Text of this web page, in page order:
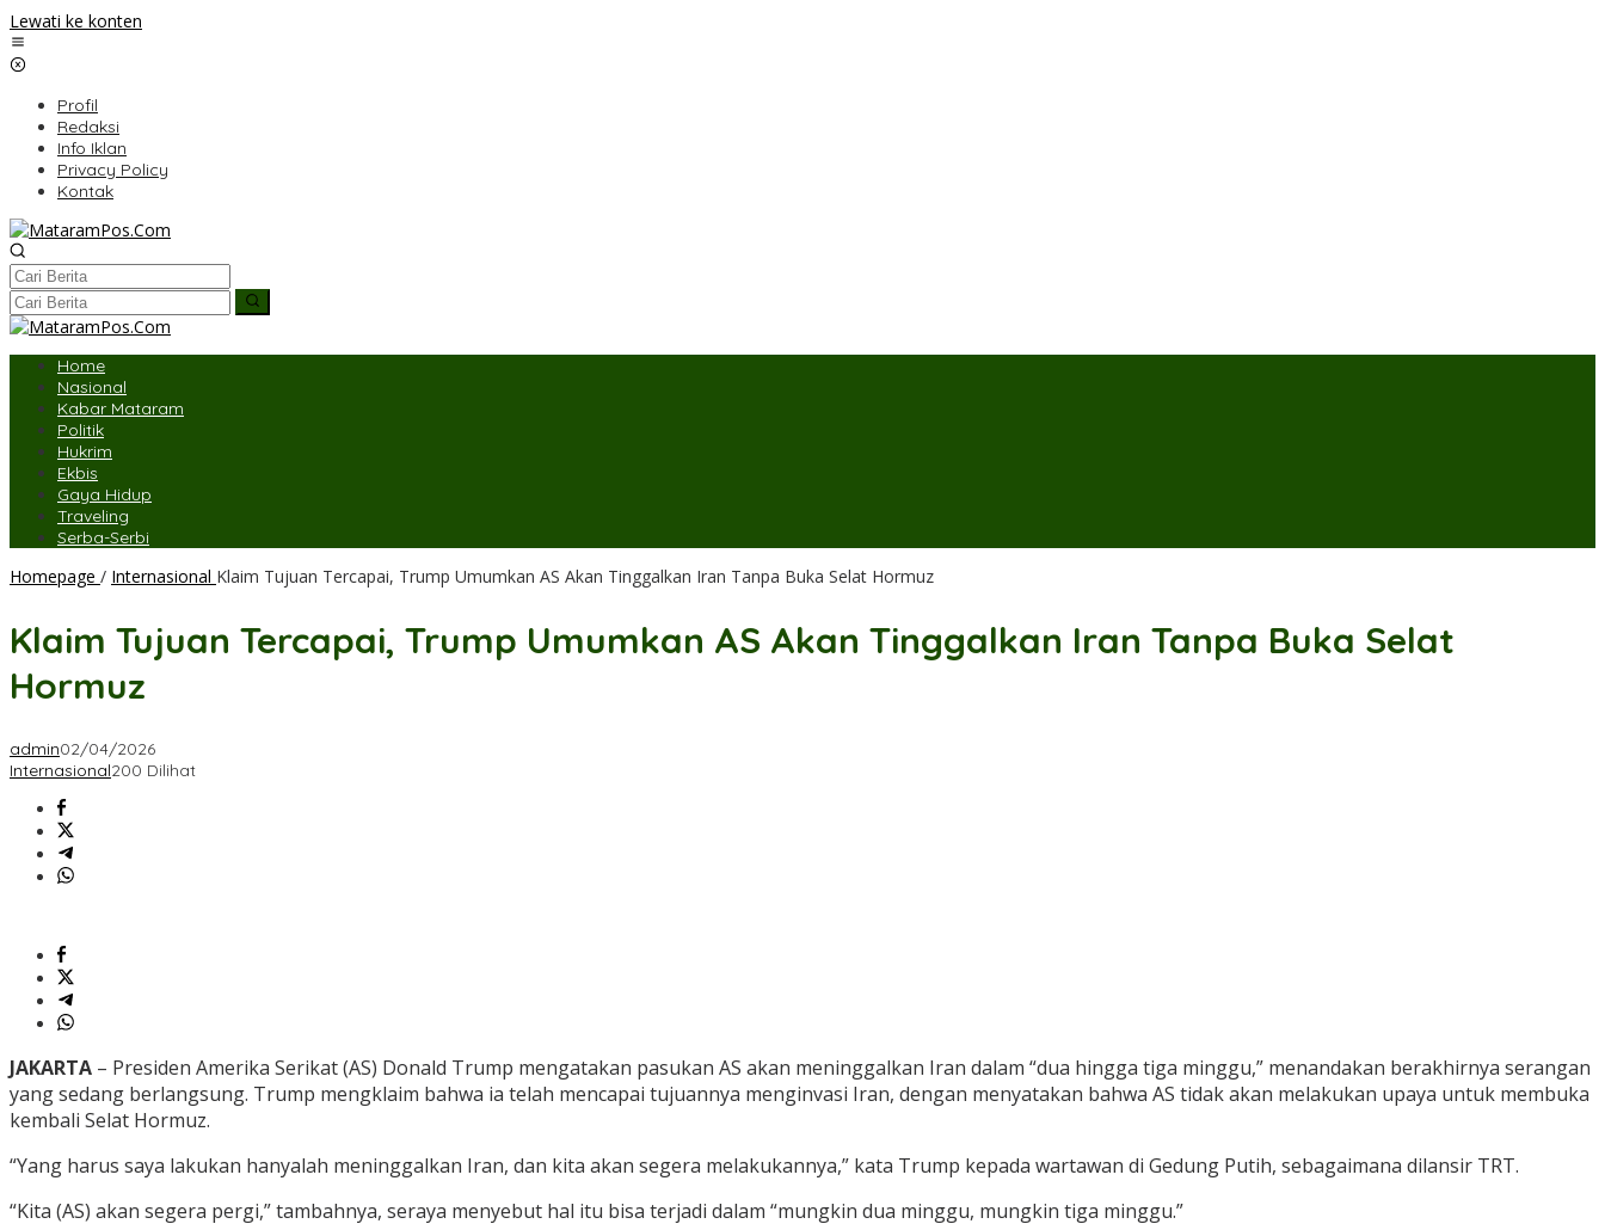
Lewati ke konten
Profil
Redaksi
Info Iklan
Privacy Policy
Kontak
Home
Nasional
Kabar Mataram
Politik
Hukrim
Ekbis
Gaya Hidup
Traveling
Serba-Serbi
Homepage / Internasional Klaim Tujuan Tercapai, Trump Umumkan AS Akan Tinggalkan Iran Tanpa Buka Selat Hormuz
Klaim Tujuan Tercapai, Trump Umumkan AS Akan Tinggalkan Iran Tanpa Buka Selat
Hormuz
admin02/04/2026
Internasional200 Dilihat
JAKARTA – Presiden Amerika Serikat (AS) Donald Trump mengatakan pasukan AS akan meninggalkan Iran dalam “dua hingga tiga minggu,” menandakan berakhirnya serangan
yang sedang berlangsung. Trump mengklaim bahwa ia telah mencapai tujuannya menginvasi Iran, dengan menyatakan bahwa AS tidak akan melakukan upaya untuk membuka
kembali Selat Hormuz.
“Yang harus saya lakukan hanyalah meninggalkan Iran, dan kita akan segera melakukannya,” kata Trump kepada wartawan di Gedung Putih, sebagaimana dilansir TRT.
“Kita (AS) akan segera pergi,” tambahnya, seraya menyebut hal itu bisa terjadi dalam “mungkin dua minggu, mungkin tiga minggu.”